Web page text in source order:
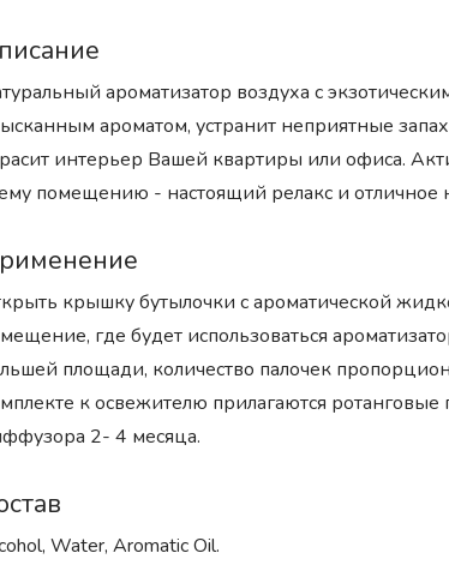
ароматизатор воздуха с
ароматом, устранит неприятные
интерьер Вашей квартиры или офиса.
помещению - настоящий релакс и отличное
крышку бутылочки с ароматической
где будет использоваться
площади, количество палочек
к освежителю прилагаются
2- 4 месяца.
Water, Aromatic Oil.